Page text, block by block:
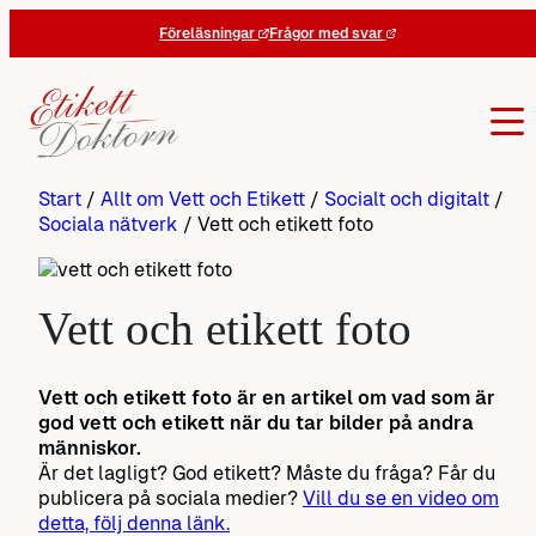
Föreläsningar Frågor med svar
Start / Allt om Vett och Etikett / Socialt och digitalt /
Sociala nätverk / Vett och etikett foto
Vett och etikett foto
Vett och etikett foto är en artikel om vad som är
god vett och etikett när du tar bilder på andra
människor.
Är det lagligt? God etikett? Måste du fråga? Får du
publicera på sociala medier? Vill du se en video om
detta, följ denna länk.